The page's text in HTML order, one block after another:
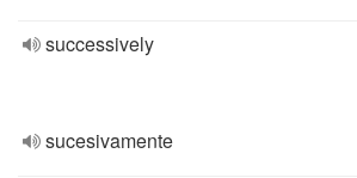
successively
sucesivamente